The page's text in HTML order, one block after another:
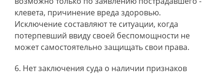
клевета, причинение вреда здоровью.
Исключение составляют те ситуации, когда
потерпевший ввиду своей беспомощности не
может самостоятельно защищать свои права.
Нет заключения суда о наличии признаков